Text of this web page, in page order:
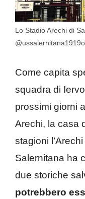
Lo Stadio Arechi di
Come capita
squadra di
prossimi giorni
Arechi, la casa
stagioni
Salernitana ha
due storiche
potrebbero